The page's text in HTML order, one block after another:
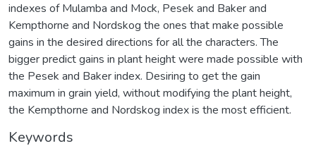
indexes of Mulamba and Mock, Pesek and Baker and
Kempthorne and Nordskog the ones that make possible
gains in the desired directions for all the characters. The
bigger predict gains in plant height were made possible with
the Pesek and Baker index. Desiring to get the gain
maximum in grain yield, without modifying the plant height,
the Kempthorne and Nordskog index is the most efficient.
Keywords